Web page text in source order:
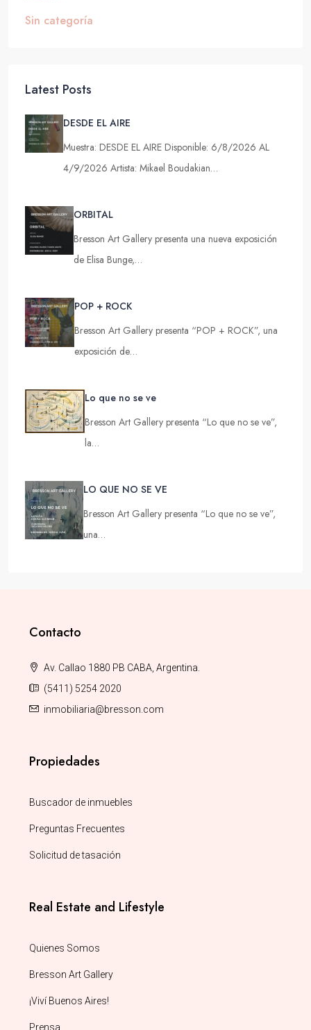
Sin categoría
Latest Posts
DESDE EL AIRE
Muestra: DESDE EL AIRE Disponible: 6/8/2026 AL
4/9/2026 Artista: Mikael Boudakian…
ORBITAL
Bresson Art Gallery presenta una nueva exposición
de Elisa Bunge,…
POP + ROCK
Bresson Art Gallery presenta “POP + ROCK”, una
exposición de…
Lo que no se ve
Bresson Art Gallery presenta “Lo que no se ve”,
la…
LO QUE NO SE VE
Bresson Art Gallery presenta “Lo que no se ve”,
una…
Contacto
Av. Callao 1880 PB CABA, Argentina.
(5411) 5254 2020
inmobiliaria@bresson.com
Propiedades
Buscador de inmuebles
Preguntas Frecuentes
Solicitud de tasación
Real Estate and Lifestyle
Quienes Somos
Bresson Art Gallery
¡Viví Buenos Aires!
Prensa